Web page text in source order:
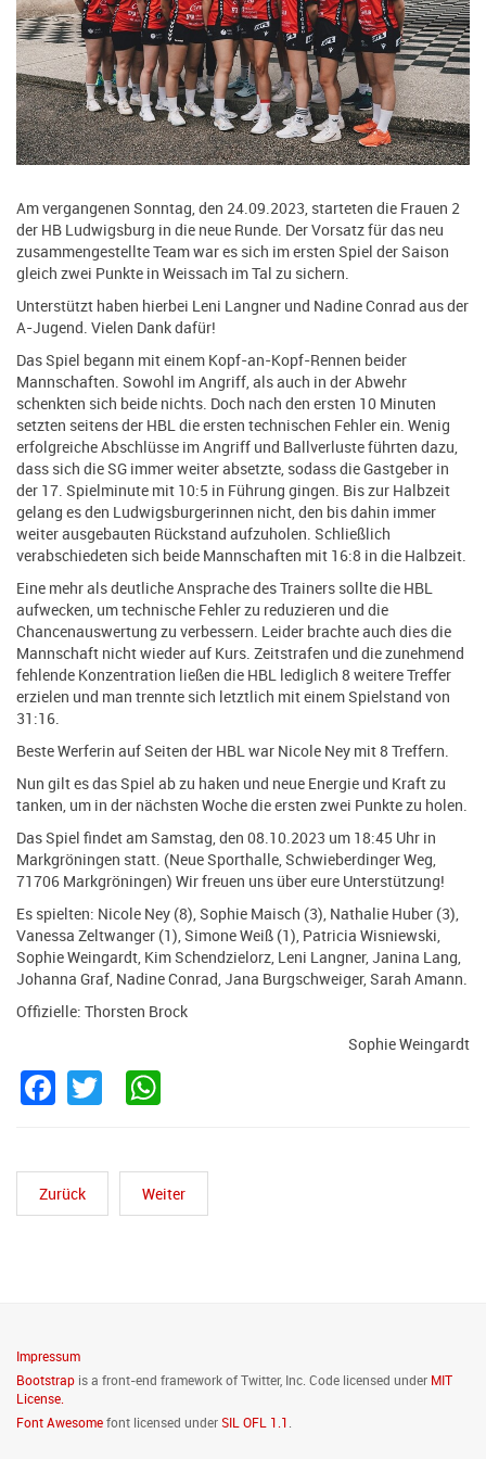
Am vergangenen Sonntag, den 24.09.2023, starteten die Frauen 2
der HB Ludwigsburg in die neue Runde. Der Vorsatz für das neu
zusammengestellte Team war es sich im ersten Spiel der Saison
gleich zwei Punkte in Weissach im Tal zu sichern.
Unterstützt haben hierbei Leni Langner und Nadine Conrad aus der
A-Jugend. Vielen Dank dafür!
Das Spiel begann mit einem Kopf-an-Kopf-Rennen beider
Mannschaften. Sowohl im Angriff, als auch in der Abwehr
schenkten sich beide nichts. Doch nach den ersten 10 Minuten
setzten seitens der HBL die ersten technischen Fehler ein. Wenig
erfolgreiche Abschlüsse im Angriff und Ballverluste führten dazu,
dass sich die SG immer weiter absetzte, sodass die Gastgeber in
der 17. Spielminute mit 10:5 in Führung gingen. Bis zur Halbzeit
gelang es den Ludwigsburgerinnen nicht, den bis dahin immer
weiter ausgebauten Rückstand aufzuholen. Schließlich
verabschiedeten sich beide Mannschaften mit 16:8 in die Halbzeit.
Eine mehr als deutliche Ansprache des Trainers sollte die HBL
aufwecken, um technische Fehler zu reduzieren und die
Chancenauswertung zu verbessern. Leider brachte auch dies die
Mannschaft nicht wieder auf Kurs. Zeitstrafen und die zunehmend
fehlende Konzentration ließen die HBL lediglich 8 weitere Treffer
erzielen und man trennte sich letztlich mit einem Spielstand von
31:16.
Beste Werferin auf Seiten der HBL war Nicole Ney mit 8 Treffern.
Nun gilt es das Spiel ab zu haken und neue Energie und Kraft zu
tanken, um in der nächsten Woche die ersten zwei Punkte zu holen.
Das Spiel findet am Samstag, den 08.10.2023 um 18:45 Uhr in
Markgröningen statt. (Neue Sporthalle, Schwieberdinger Weg,
71706 Markgröningen) Wir freuen uns über eure Unterstützung!
Es spielten: Nicole Ney (8), Sophie Maisch (3), Nathalie Huber (3),
Vanessa Zeltwanger (1), Simone Weiß (1), Patricia Wisniewski,
Sophie Weingardt, Kim Schendzielorz, Leni Langner, Janina Lang,
Johanna Graf, Nadine Conrad, Jana Burgschweiger, Sarah Amann.
Offizielle: Thorsten Brock
Sophie Weingardt
Facebook
Twitter
Zurück Weiter
Impressum
Bootstrap is a front-end framework of Twitter, Inc. Code licensed under MIT
License.
Font Awesomefont licensed under SIL OFL 1.1